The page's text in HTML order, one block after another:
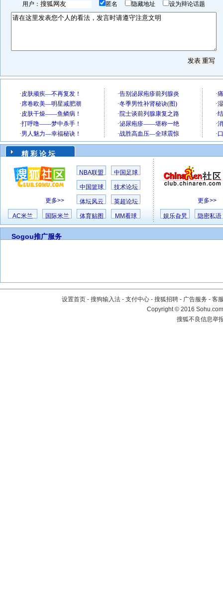
用户： 匿名 隐藏地址 设为辩论话题
精 彩 论 坛
更多>>
NBA联盟 中国足球
中国篮球 技术论坛
体坛风云 英超论坛
AC米兰 国际米兰 体育贴图 MM看球
更多>>
娱乐旮旯 隐密私语
Sogou推广服务
设置首页 - 搜狗输入法 - 支付中心 - 搜狐招聘 - 广告服务 - 客
Copyright©2016
搜狐不良信息举